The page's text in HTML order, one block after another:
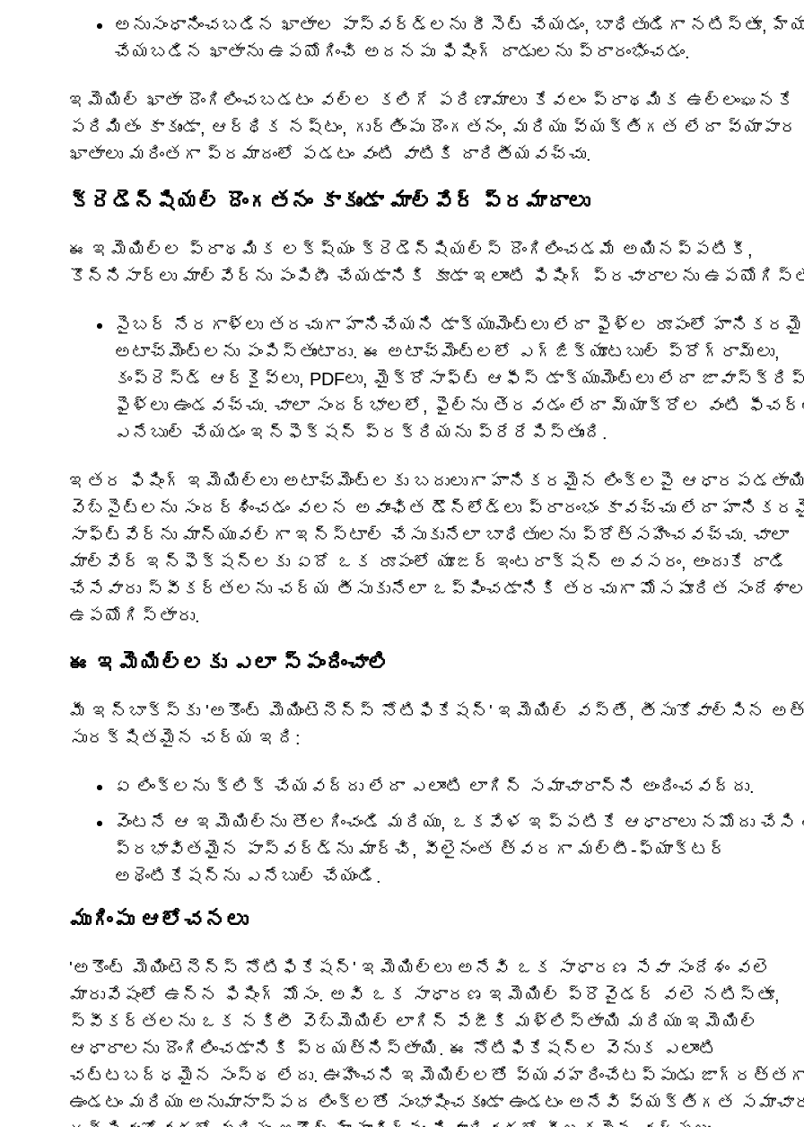
అనుసంధానించబడిన ఖాతాల పాస్‌వర్డ్‌లను రీసెట్ చేయడం, బాధితుడిగా నటిస్తూ,
చేయబడిన ఖాతాను ఉపయోగించి అదనపు ఫిషింగ్ దాడులను ప్రారంభించడం.
ఇమెయిల్ ఖాతా దొంగిలించబడటం వల్ల కలిగే పరిణామాలు కేవలం ప్రాథమిక ఉల్లంఘనకే
పరిమితం కాకుండా, ఆర్థిక నష్టం, గుర్తింపు దొంగతనం, మరియు వ్యక్తిగత లేదా వ్యాపార
ఖాతాలు మరింతగా ప్రమాదంలో పడటం వంటి వాటికి దారితీయవచ్చు.
క్రెడెన్షియల్ దొంగతనం కాకుండా మాల్వేర్ ప్రమాదాలు
ఈ ఇమెయిల్‌ల ప్రాథమిక లక్ష్యం క్రెడెన్షియల్స్ దొంగిలించడమే అయినప్పటికీ,
కొన్నిసార్లు మాల్‌వేర్‌ను పంపిణీ చేయడానికి కూడా ఇలాంటి ఫిషింగ్ ప్రచారాలను
సైబర్ నేరగాళ్లు తరచుగా హానిచేయని డాక్యుమెంట్లు లేదా ఫైళ్ల రూపంలో
అటాచ్‌మెంట్‌లను పంపిస్తుంటారు. ఈ అటాచ్‌మెంట్‌లలో ఎగ్జిక్యూటబుల్ ప్రోగ్రామ్‌లు,
కంప్రెస్డ్ ఆర్కైవ్‌లు, PDFలు, మైక్రోసాఫ్ట్ ఆఫీస్ డాక్యుమెంట్లు లేదా
ఫైళ్లు ఉండవచ్చు. చాలా సందర్భాలలో, ఫైల్‌ను తెరవడం లేదా మ్యాక్రోల వంటి
ఎనేబుల్ చేయడం ఇన్ఫెక్షన్ ప్రక్రియను ప్రేరేపిస్తుంది.
ఇతర ఫిషింగ్ ఇమెయిల్‌లు అటాచ్‌మెంట్‌లకు బదులుగా హానికరమైన లింక్‌లపై
వెబ్‌సైట్‌లను సందర్శించడం వలన అవాంఛిత డౌన్‌లోడ్‌లు ప్రారంభం కావచ్చు లేదా
సాఫ్ట్‌వేర్‌ను మాన్యువల్‌గా ఇన్‌స్టాల్ చేసుకునేలా బాధితులను ప్రోత్సహించవచ్చు. చాలా
మాల్వేర్ ఇన్‌ఫెక్షన్‌లకు ఏదో ఒక రూపంలో యూజర్ ఇంటరాక్షన్ అవసరం, అందుకే దాడి
చేసేవారు స్వీకర్తలను చర్య తీసుకునేలా ఒప్పించడానికి తరచుగా మోసపూరిత
ఉపయోగిస్తారు.
ఈ ఇమెయిల్‌లకు ఎలా స్పందించాలి
మీ ఇన్‌బాక్స్‌కు 'అకౌంట్ మెయింటెనెన్స్ నోటిఫికేషన్' ఇమెయిల్ వస్తే, తీసుకోవాల్సిన
సురక్షితమైన చర్య ఇది:
ఏ లింక్‌లను క్లిక్ చేయవద్దు లేదా ఎలాంటి లాగిన్ సమాచారాన్ని అందించవద్దు.
వెంటనే ఆ ఇమెయిల్‌ను తొలగించండి మరియు, ఒకవేళ ఇప్పటికే ఆధారాలు నమోదు చేసి
ప్రభావితమైన పాస్‌వర్డ్‌ను మార్చి, వీలైనంత త్వరగా మల్టీ-ఫ్యాక్టర్
అథెంటికేషన్‌ను ఎనేబుల్ చేయండి.
ముగింపు ఆలోచనలు
'అకౌంట్ మెయింటెనెన్స్ నోటిఫికేషన్' ఇమెయిల్‌లు అనేవి ఒక సాధారణ సేవా సందేశం వలె
మారువేషంలో ఉన్న ఫిషింగ్ మోసం. అవి ఒక సాధారణ ఇమెయిల్ ప్రొవైడర్ వలె నటిస్తూ,
స్వీకర్తలను ఒక నకిలీ వెబ్‌మెయిల్ లాగిన్ పేజీకి మళ్లిస్తాయి మరియు ఇమెయిల్
ఆధారాలను దొంగిలించడానికి ప్రయత్నిస్తాయి. ఈ నోటిఫికేషన్‌ల వెనుక ఎలాంటి
చట్టబద్ధమైన సంస్థ లేదు. ఊహించని ఇమెయిల్‌లతో వ్యవహరించేటప్పుడు
ఉండటం మరియు అనుమానాస్పద లింక్‌లతో సంభాషించకుండా ఉండటం అనేవి వ్యక్తిగత